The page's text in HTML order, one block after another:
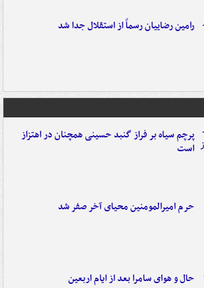
رامین رضاییان رسماً از استقلال جدا شد
پرچم سیاه بر فراز گنبد حسینی همچنان در اهتزاز
است
حرم امیرالمومنین محیای آخر صفر شد
حال و هوای سامرا بعد از ایام اربعین